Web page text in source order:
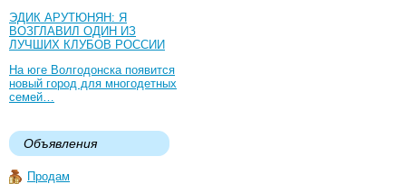
ЭДИК АРУТЮНЯН: Я
ВОЗГЛАВИЛ ОДИН ИЗ
ЛУЧШИХ КЛУБОВ РОССИИ
На юге Волгодонска появится
новый город для многодетных
семей…
Объявления
Продам